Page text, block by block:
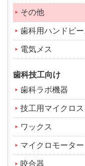
その他
歯科用ハンドピー
電気メス
歯科技工向け
歯科ラボ機器
技工用マイクロ
ワックス
マイクロモーター
咬合器